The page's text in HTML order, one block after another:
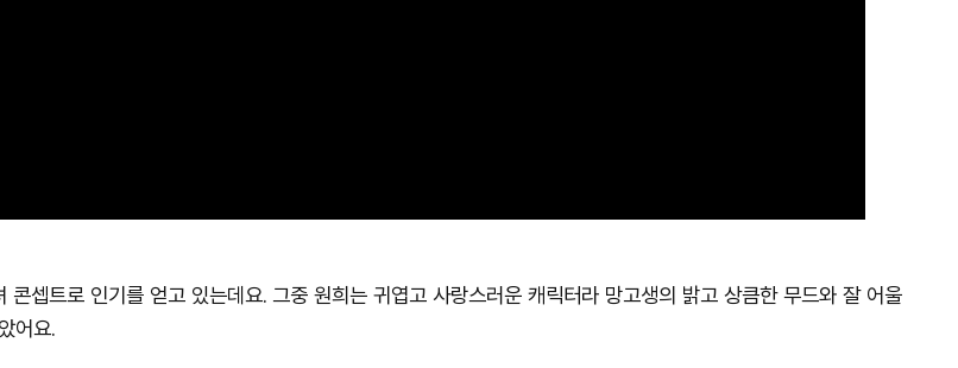
콘셉트로 인기를 얻고 있는데요. 그중 원희는 귀엽고 사랑스러운 캐릭터라 망고생의 밝고 상큼한 무드와 잘 어울
어요.